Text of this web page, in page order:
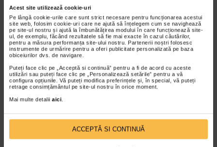
Acest site utilizează cookie-uri
Pe lângă cookie-urile care sunt strict necesare pentru funcționarea acestui
site web, folosim cookie-uri care ne ajută să înțelegem cum se navighează
pe site-ul nostru și ajută la îmbunătățirea modului în care funcționează site-
ul, de exemplu, făcând rezultatele să fie mai exacte în cazul căutărilor,
pentru a măsura performanța site-ului nostru. Partenerii noștri folosesc
instrumente de urmărire pentru a oferi publicitate personalizată pe baza
obiceiurilor dvs. de navigare.
Puteți face clic pe „Acceptă si continuă” pentru a fi de acord cu aceste
utilizări sau puteți face clic pe „Personalizează setările” pentru a vă
configura opțiunile. Vă puteți modifica preferințele și, în special, vă puteți
retrage consimțământul pe site-ul nostru în orice moment.
Mai multe detalii aici.
ACCEPTĂ SI CONTINUĂ
o crema hranitoare, emolienta si
hidratanta. Folosita in mod…
Plătești 2, primești 3 Plătești 2, primești 3